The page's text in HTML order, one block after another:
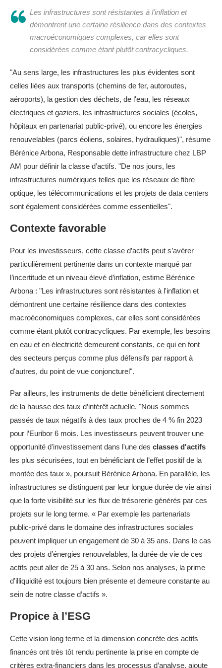
Les infrastructures sont résistantes à l'inflation et
démontrent une certaine résilience dans des contextes
macroéconomiques complexes, car elles sont
considérées comme étant plutôt contracycliques.
"Au sens large, les infrastructures les plus évidentes sont
celles liées aux transports (chemins de fer, autoroutes,
aéroports), la gestion des déchets, de l'eau, les réseaux
électriques et gaziers, les infrastructures sociales (écoles,
hôpitaux en partenariat public-privé), ou encore les énergies
renouvelables (parcs éoliens, solaires, hydrauliques)", résume
Bérénice Arbona, Responsable dette infrastructure chez LBP
AM pour définir la classe d’actifs. "De nos jours, les
infrastructures numériques telles que les réseaux de fibre
optique, les télécommunications et les projets de data centers
sont également considérées comme essentielles".
Contexte favorable
Pour les investisseurs, cette classe d’actifs peut s’avérer
particulièrement pertinente dans un contexte marqué par
l’incertitude et un niveau élevé d’inflation, estime Bérénice
Arbona : "Les infrastructures sont résistantes à l'inflation et
démontrent une certaine résilience dans des contextes
macroéconomiques complexes, car elles sont considérées
comme étant plutôt contracycliques. Par exemple, les besoins
en eau et en électricité demeurent constants, ce qui en font
des secteurs perçus comme plus défensifs par rapport à
d'autres, du point de vue conjoncturel".
Par ailleurs, les instruments de dette bénéficient directement
de la hausse des taux d’intérêt actuelle. "Nous sommes
passés de taux négatifs à des taux proches de 4 % fin 2023
pour l’Euribor 6 mois. Les investisseurs peuvent trouver une
opportunité d'investissement dans l'une des classes d'actifs
les plus sécurisées, tout en bénéficiant de l’effet positif de la
montée des taux », poursuit Bérénice Arbona. En parallèle, les
infrastructures se distinguent par leur longue durée de vie ainsi
que la forte visibilité sur les flux de trésorerie générés par ces
projets sur le long terme. « Par exemple les partenariats
public-privé dans le domaine des infrastructures sociales
peuvent impliquer un engagement de 30 à 35 ans. Dans le cas
des projets d’énergies renouvelables, la durée de vie de ces
actifs peut aller de 25 à 30 ans. Selon nos analyses, la prime
d’illiquidité est toujours bien présente et demeure constante au
sein de notre classe d’actifs ».
Propice à l’ESG
Cette vision long terme et la dimension concrète des actifs
financés ont très tôt rendu pertinente la prise en compte de
critères extra-financiers dans les processus d’analyse, ajoute